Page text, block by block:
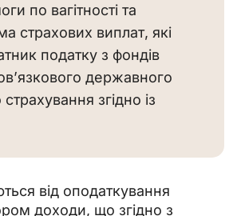
по вагітності та
страхових виплат, які
податку з фондів
державного
згідно із
від оподаткування
доходи, що згідно з